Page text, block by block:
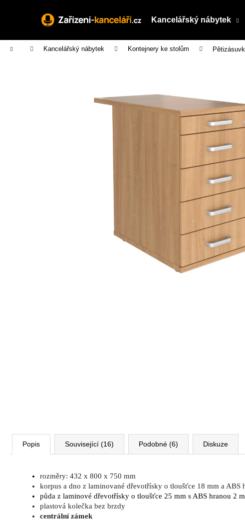
Kancelářský nábytek
Domů Kancelářský nábytek Kontejnery ke stolům
Popis Související (16) Podobné (6) Diskuze
rozměry: 432 x 800 x 750 mm
korpus a dno z laminované dřevotřísky o tloušťce 18 mm a ABS
půda z laminové dřevotřísky o tloušťce 25 mm s ABS hranou 2
plastová kolečka bez brzdy
centrální zámek
Zpět
do
Zpět
do
VÝŠKOVĚ STAVITELNÝ STŮL ALFA
UP, 160 X 80 CM, VÝŠKA 63 - 129 CM
5 196